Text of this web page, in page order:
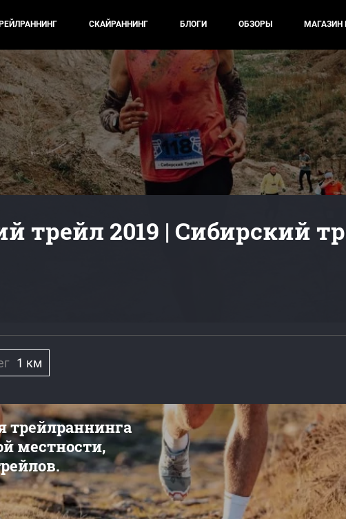
СКАЙРАННИНГ БЛОГИ ОБЗОРЫ МАГАЗИН
трейл 2019 | Сибирский
1 км
трейлраннинга
местности,